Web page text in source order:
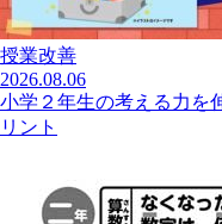
授業改善
2026.08.06
小学２年生の考える力を
リント